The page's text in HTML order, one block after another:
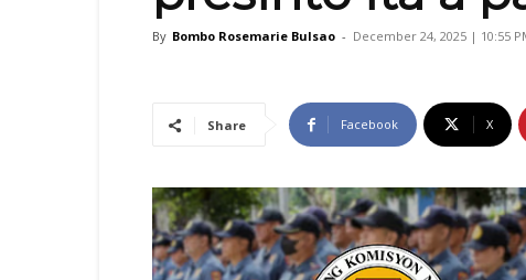
By Bombo Rosemarie Bulsao - December 24, 2025 | 10:55
Share Facebook X